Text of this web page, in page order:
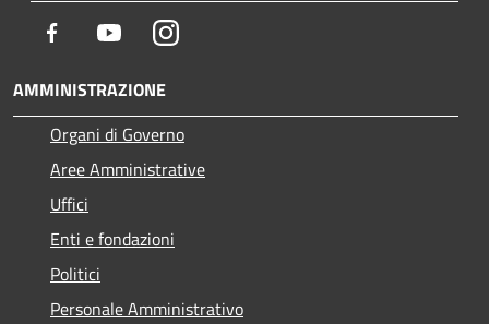
Facebook YoutubeInstagram
AMMINISTRAZIONE
Organi di Governo
Aree Amministrative
Uffici
Enti e fondazioni
Politici
Personale Amministrativo